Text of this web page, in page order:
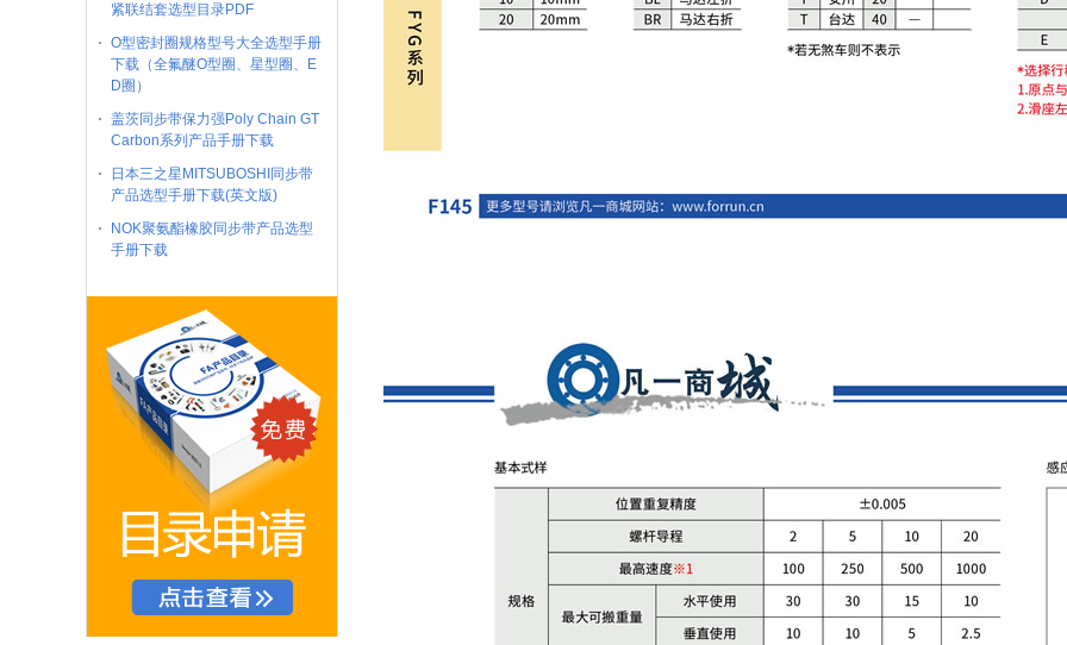
紧联结套选型目录PDF
O型密封圈规格型号大全选型手册
下载（全氟醚O型圈、星型圈、E
D圈）
盖茨同步带保力强Poly Chain GT
Carbon系列产品手册下载
日本三之星MITSUBOSHI同步带
产品选型手册下载(英文版)
NOK聚氨酯橡胶同步带产品选型
手册下载